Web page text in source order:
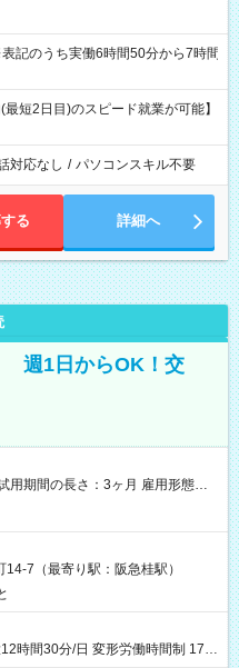
短2日目)のスピード就業が可能】
対応なし / パソコンスキル不要
る 詳細へ
週1日からOK！交
用期間の長さ：3ヶ月 雇用形態、
7（最寄り駅：阪急桂駅）
時間30分/日 変形労働時間制 17：